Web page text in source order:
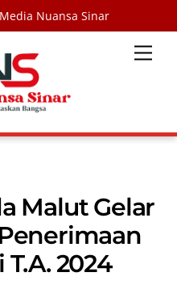
Nuansa Sinar
Malut Gelar
2024